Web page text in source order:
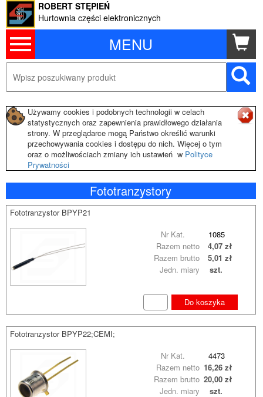
MENU
ROBERT STĘPIEŃ
Hurtownia części elektronicznych
Używamy cookies i podobnych technologii w celach
statystycznych oraz zapewnienia prawidłowego działania
strony. W przeglądarce mogą Państwo określić warunki
przechowywania cookies i dostępu do nich. Więcej o tym
oraz o możliwościach zmiany ich ustawień w Polityce
Prywatności
Fototranzystory
Fototranzystor BPYP21
Nr Kat.
1085
Razem brutto 5,01 zł
Razem netto 4,07 zł
Jedn. miary szt.
Do koszyka
Fototranzystor BPYP22;CEMI;
Nr Kat.
4473
Razem brutto 20,00 zł
Razem netto 16,26 zł
Jedn. miary szt.